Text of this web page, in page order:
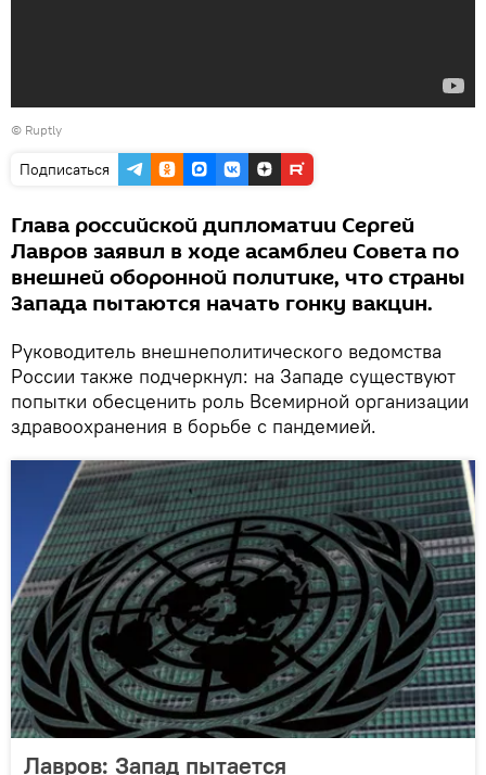
© Ruptly
Подписаться
Глава российской дипломатии Сергей
Лавров заявил в ходе асамблеи Совета по
внешней оборонной политике, что страны
Запада пытаются начать гонку вакцин.
Руководитель внешнеполитического ведомства
России также подчеркнул: на Западе существуют
попытки обесценить роль Всемирной организации
здравоохранения в борьбе с пандемией.
Лавров: Запад пытается